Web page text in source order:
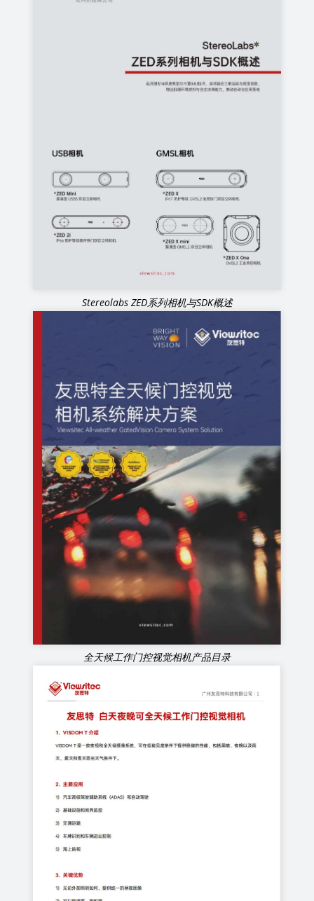
Stereolabs ZED系列相机与SDK概述
全天候工作门控视觉相机产品目录